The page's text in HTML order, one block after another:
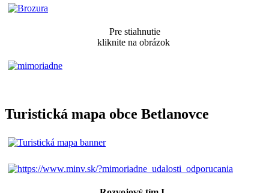
Pre stiahnutie
kliknite na obrázok
Turistická mapa obce Betlanovce